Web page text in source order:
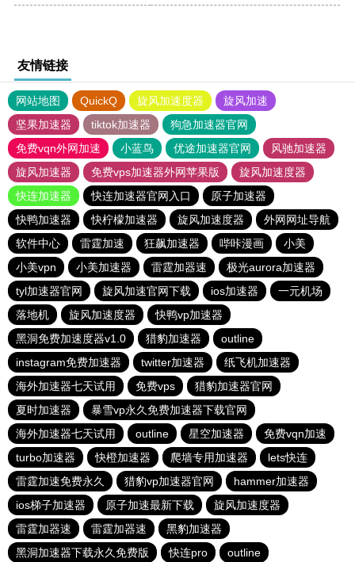
友情链接
网站地图 QuickQ 旋风加速度器
旋风加速
坚果加速器
tiktok加速器
狗急加速器官网
免费vqn外网加速
小蓝鸟 优途加速器官网
风驰加速器
旋风加速器
免费vps加速器外网苹果版
旋风加速度器
快连加速器
快连加速器官网入口
原子加速器
快鸭加速器
快柠檬加速器 旋风加速度器
外网网址导航
软件中心
雷霆加速 狂飙加速器 哔咔漫画
小美
小美vpn
小美加速器 雷霆加器速
极光aurora加速器
tyl加速器官网
旋风加速官网下载 ios加速器
一元机场
落地机
旋风加速度器
快鸭vp加速器
黑洞免费加速度器v1.0
猎豹加速器
outline
instagram免费加速器
twitter加速器
纸飞机加速器
海外加速器七天试用
免费vps
猎豹加速器官网
夏时加速器
暴雪vp永久免费加速器下载官网
海外加速器七天试用
outline 星空加速器
免费vqn加速
turbo加速器
快橙加速器 爬墙专用加速器
lets快连
雷霆加速免费永久
猎豹vp加速器官网
hammer加速器
ios梯子加速器
原子加速最新下载
旋风加速度器
雷霆加器速
雷霆加器速
黑豹加速器
黑洞加速器下载永久免费版
快连pro outline